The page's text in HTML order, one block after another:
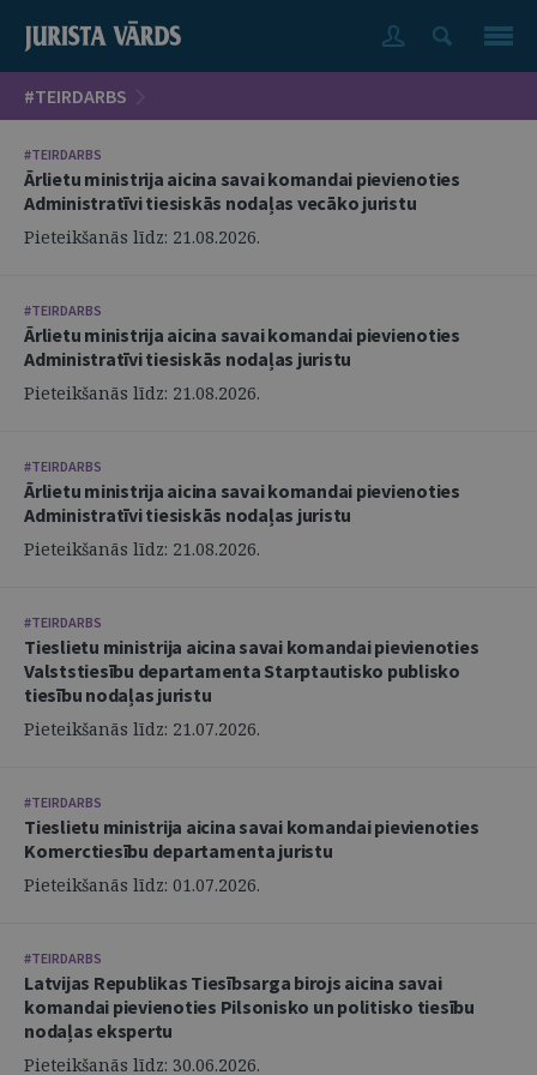
#TEIRDARBS
#TEIRDARBS
Ārlietu ministrija aicina savai komandai pievienoties
Administratīvi tiesiskās nodaļas vecāko juristu
Pieteikšanās līdz: 21.08.2026.
#TEIRDARBS
Ārlietu ministrija aicina savai komandai pievienoties
Administratīvi tiesiskās nodaļas juristu
Pieteikšanās līdz: 21.08.2026.
#TEIRDARBS
Ārlietu ministrija aicina savai komandai pievienoties
Administratīvi tiesiskās nodaļas juristu
Pieteikšanās līdz: 21.08.2026.
#TEIRDARBS
Tieslietu ministrija aicina savai komandai pievienoties
Valststiesību departamenta Starptautisko publisko
tiesību nodaļas juristu
Pieteikšanās līdz: 21.07.2026.
#TEIRDARBS
Tieslietu ministrija aicina savai komandai pievienoties
Komerctiesību departamenta juristu
Pieteikšanās līdz: 01.07.2026.
#TEIRDARBS
Latvijas Republikas Tiesībsarga birojs aicina savai
komandai pievienoties Pilsonisko un politisko tiesību
nodaļas ekspertu
Pieteikšanās līdz: 30.06.2026.